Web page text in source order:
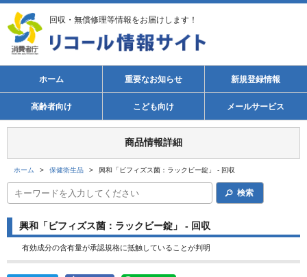
回収・無償修理等情報をお届けします！
ホーム 重要なお知らせ 新規登録情報
高齢者向け こども向け メールサービス
商品情報詳細
ホーム > 保健衛生品 > 興和「ビフィズス菌：ラックビー錠」 - 回収
検索
興和「ビフィズス菌：ラックビー錠」 - 回収
有効成分の含有量が承認規格に抵触していることが判明